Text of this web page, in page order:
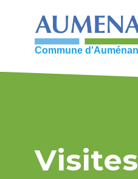
content
Commune